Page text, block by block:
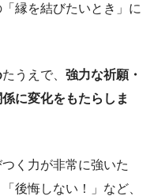
縁を結びたいとき」に
たうえで、 強力な祈願・
に変化をもたらしま
く力が非常に強いた
後悔しない！」など、